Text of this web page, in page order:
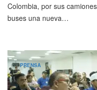
Colombia, por sus
buses una nueva…
PRENSA